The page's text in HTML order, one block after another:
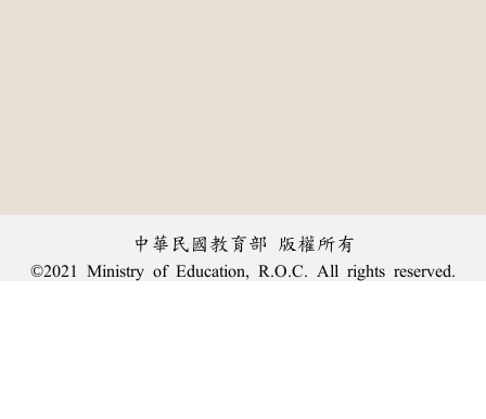
中華民國教育部 版權所有
©2021 Ministry of Education, R.O.C. All rights reserved.